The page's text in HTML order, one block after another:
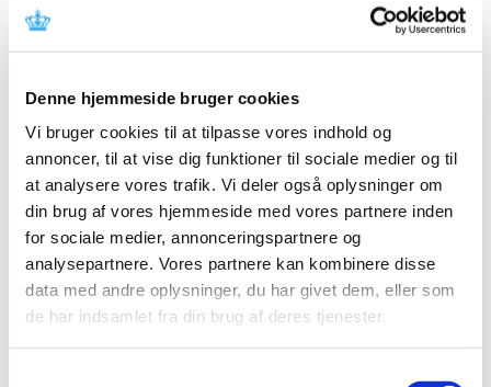
Denne hjemmeside bruger cookies
Vi bruger cookies til at tilpasse vores indhold og
annoncer, til at vise dig funktioner til sociale medier og til
at analysere vores trafik. Vi deler også oplysninger om
din brug af vores hjemmeside med vores partnere inden
for sociale medier, annonceringspartnere og
analysepartnere. Vores partnere kan kombinere disse
data med andre oplysninger, du har givet dem, eller som
de har indsamlet fra din brug af deres tjenester.
Referencer
Produkt: Randox Liquid Cardiac Controls CQ5051,
CQ5052 & CQ5053
Fabrikant: Randox Laboratories Ltd
Fabrikantens referencenummer: REC347
Lægemiddelstyrelsens sagsnummer: 2018103137
Emner
Medicinsk udstyr